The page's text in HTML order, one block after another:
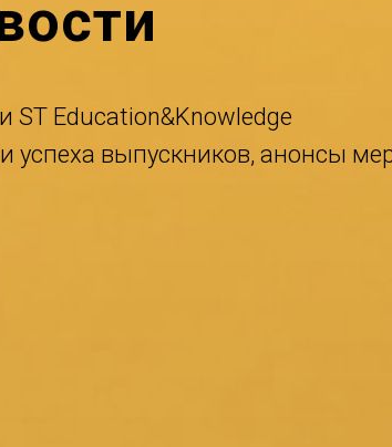
ST Education&Knowledge
успеха выпускников, анонсы